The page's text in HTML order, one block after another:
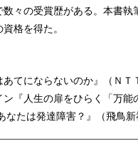
々の受賞歴がある。本書執
格を得た。
てにならないのか』（ＮＴ
『人生の扉をひらく「万
たは発達障害？』（飛鳥新